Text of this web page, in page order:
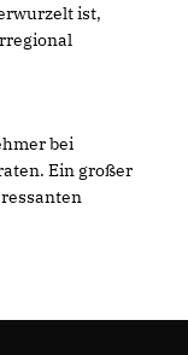
ist,
bei
Ein großer